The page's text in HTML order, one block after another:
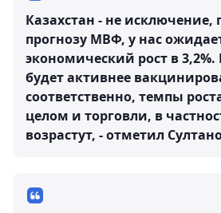
Казахстан - не исключение,
прогнозу МВФ, у нас
экономический рост в 3,2%.
будет активнее
соответственно, темпы
целом и торговли, в
возрастут, - отметил